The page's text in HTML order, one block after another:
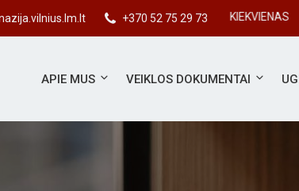
+370 52 75 29 73
APIE MUS VEIKLOS DOKUMENTAI